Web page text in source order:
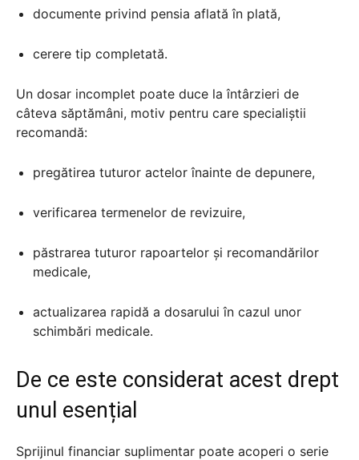
documente privind pensia aflată în plată,
cerere tip completată.
Un dosar incomplet poate duce la întârzieri de
câteva săptămâni, motiv pentru care specialiștii
recomandă:
pregătirea tuturor actelor înainte de depunere,
verificarea termenelor de revizuire,
păstrarea tuturor rapoartelor și recomandărilor
medicale,
actualizarea rapidă a dosarului în cazul unor
schimbări medicale.
De ce este considerat acest drept
unul esențial
Sprijinul financiar suplimentar poate acoperi o serie